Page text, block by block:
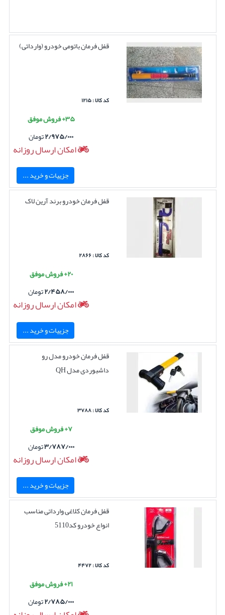
قفل فرمان باتومی خودرو (وارداتی)
کد کالا : ۱۲۱۵
۳۵+ فروش موفق
۲/۹۷۵/۰۰۰تومان
امکان ارسال روزانه
جزییات و خرید ...
قفل فرمان خودرو برند آرین لاک
کد کالا : ۲۸۶۶
۲۰+ فروش موفق
۲/۴۵۸/۰۰۰تومان
امکان ارسال روزانه
جزییات و خرید ...
قفل فرمان خودرو مدل رو
داشبوردی مدل QH
کد کالا : ۳۷۸۸
۷+ فروش موفق
۳/۷۸۷/۰۰۰تومان
امکان ارسال روزانه
جزییات و خرید ...
قفل فرمان کلاغی وارداتی مناسب
انواع خودرو کد5110
کد کالا : ۴۴۷۲
۲۱+ فروش موفق
۲/۷۸۵/۰۰۰تومان